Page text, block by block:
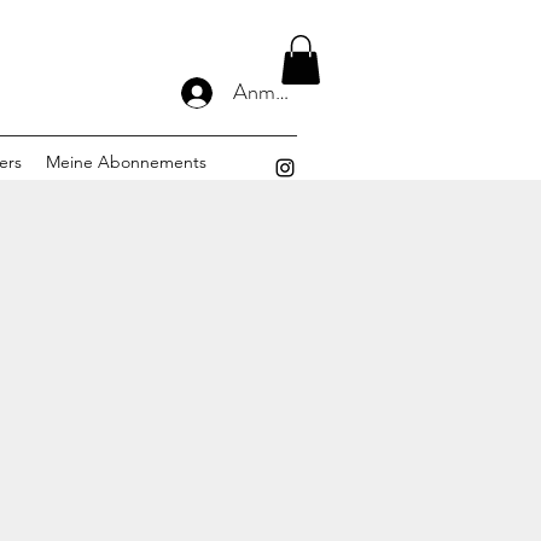
Anmelden
Meine Abonnements